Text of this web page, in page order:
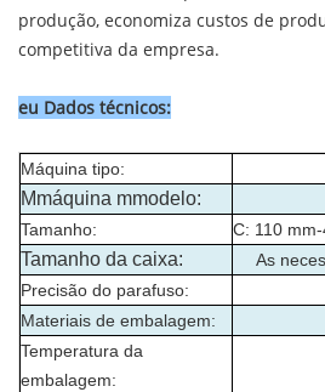
produção, economiza custos de
competitiva da empresa.
eu Dados técnicos:
Máquina tipo:
Mmáquina mmodelo:
Tamanho: C: 110
Tamanho da caixa:
As
Precisão do parafuso:
Materiais de embalagem:
Temperatura da
embalagem: